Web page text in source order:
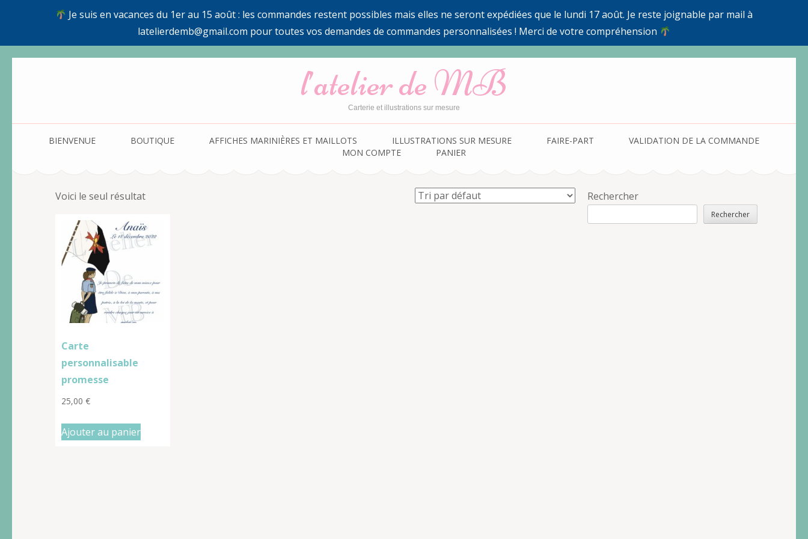
Je suis en vacances du 1er au 15 août : les commandes restent possibles mais elles ne seront expédiées que le lundi 17 août. Je reste joignable par mail à
latelierdemb@gmail.com pour toutes vos demandes de commandes personnalisées ! Merci de votre compréhension
l’atelier de MB
Carterie et illustrations sur mesure
BIENVENUE BOUTIQUE AFFICHES MARINIÈRES ET MAILLOTS ILLUSTRATIONS SUR MESURE FAIRE-PART
VALIDATION DE LA COMMANDE
MON COMPTE
PANIER
Voici le seul résultat
Carte
personnalisable
promesse
25,00 €
Ajouter au panier
Rechercher
Rechercher